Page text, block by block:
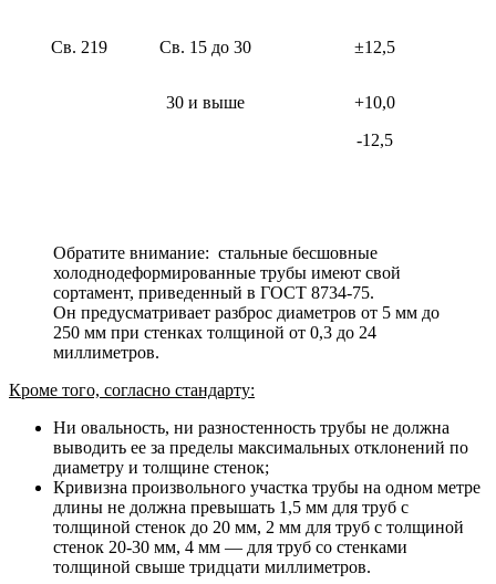
Св. 219 Св. 15 до 30 ±12,5
30 и выше
+10,0
-12,5
Обратите внимание: стальные бесшовные
холоднодеформированные трубы имеют свой
сортамент, приведенный в ГОСТ 8734-75.
Он предусматривает разброс диаметров от 5 мм до
250 мм при стенках толщиной от 0,3 до 24
миллиметров.
Кроме того, согласно стандарту:
Ни овальность, ни разностенность трубы не должна
выводить ее за пределы максимальных отклонений по
диаметру и толщине стенок;
Кривизна произвольного участка трубы на одном метре
длины не должна превышать 1,5 мм для труб с
толщиной стенок до 20 мм, 2 мм для труб с толщиной
стенок 20-30 мм, 4 мм — для труб со стенками
толщиной свыше тридцати миллиметров.